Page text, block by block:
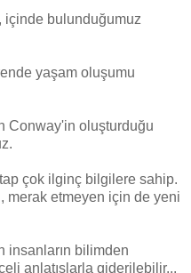
bulunduğumuz
yaşam oluşumu
Conway'in oluşturduğu
çok ilginç bilgilere sahip.
merak etmeyen için de yeni
insanların bilimden
anlatışlarla giderilebilir...